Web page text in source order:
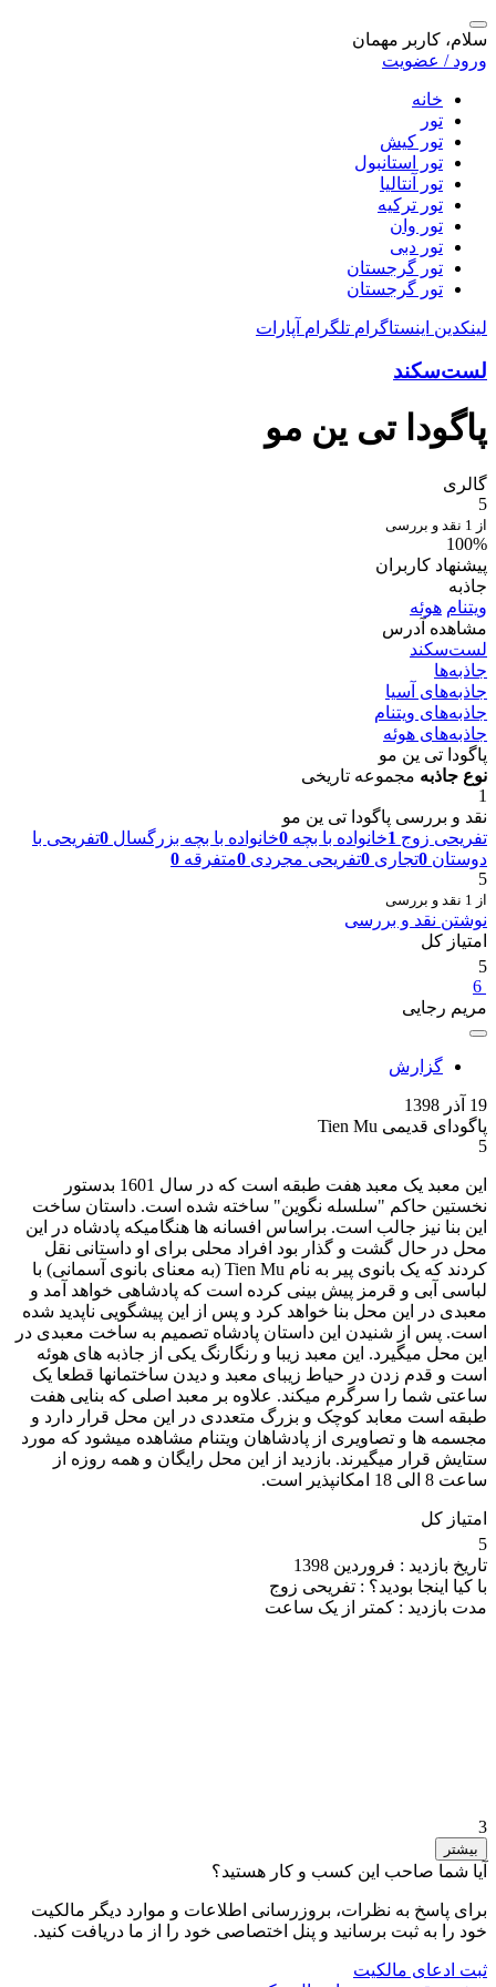
سلام، کاربر مهمان
ورود / عضویت
خانه
تور
تور کیش
تور استانبول
تور آنتالیا
تور ترکیه
تور وان
تور دبی
تور گرجستان
تور گرجستان
لینکدین اینستاگرام تلگرام آپارات
لست‌سکند
پاگودا تی ین مو
گالری
5
از 1 نقد و بررسی
100%
پیشنهاد کاربران
جاذبه
ویتنام هوئه
مشاهده آدرس
لست‌سکند
جاذبه‌ها
جاذبه‌های آسیا
جاذبه‌های ویتنام
جاذبه‌های هوئه
پاگودا تی ین مو
نوع جاذبه مجموعه تاریخی
1
نقد و بررسی پاگودا تی ین مو
تفریحی زوج 1خانواده با بچه 0خانواده با بچه بزرگسال 0تفریحی با
دوستان 0تجاری 0تفریحی مجردی 0متفرقه 0
5
از 1 نقد و بررسی
نوشتن نقد و بررسی
امتیاز کل
5
6
مریم رجایی
گزارش
19 آذر 1398
پاگودای قدیمی Tien Mu
5
این معبد یک معبد هفت طبقه است که در سال 1601 بدستور
نخستین حاکم "سلسله نگوین" ساخته شده است. داستان ساخت
این بنا نیز جالب است. براساس افسانه ها هنگامیکه پادشاه در این
محل در حال گشت و گذار بود افراد محلی برای او داستانی نقل
کردند که یک بانوی پیر به نام Tien Mu (به معنای بانوی آسمانی) با
لباسی آبی و قرمز پیش بینی کرده است که پادشاهی خواهد آمد و
معبدی در این محل بنا خواهد کرد و پس از این پیشگویی ناپدید شده
است. پس از شنیدن این داستان پادشاه تصمیم به ساخت معبدی در
این محل میگیرد. این معبد زیبا و رنگارنگ یکی از جاذبه های هوئه
است و قدم زدن در حیاط زیبای معبد و دیدن ساختمانها قطعا یک
ساعتی شما را سرگرم میکند. علاوه بر معبد اصلی که بنایی هفت
طبقه است معابد کوچک و بزرگ متعددی در این محل قرار دارد و
مجسمه ها و تصاویری از پادشاهان ویتنام مشاهده میشود که مورد
ستایش قرار میگیرند. بازدید از این محل رایگان و همه روزه از
ساعت 8 الی 18 امکانپذیر است.
امتیاز کل
5
تاریخ بازدید : فروردین 1398
با کیا اینجا بودید؟ : تفریحی زوج
مدت بازدید : کمتر از یک ساعت
3
بیشتر
آیا شما صاحب این کسب و کار هستید؟
برای پاسخ به نظرات، بروزرسانی اطلاعات و موارد دیگر مالکیت
خود را به ثبت برسانید و پنل اختصاصی خود را از ما دریافت کنید.
ثبت ادعای مالکیت